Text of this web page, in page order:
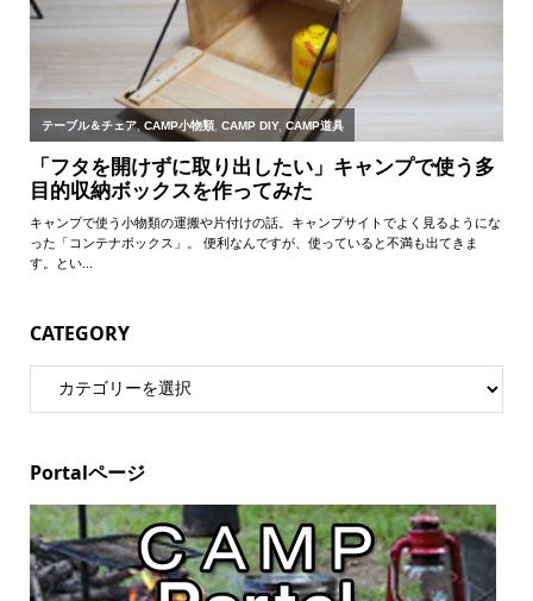
CATEGORY
Portalページ